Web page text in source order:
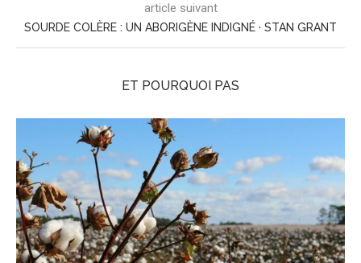
article suivant
SOURDE COLÈRE : UN ABORIGÈNE INDIGNÉ · STAN GRANT
ET POURQUOI PAS